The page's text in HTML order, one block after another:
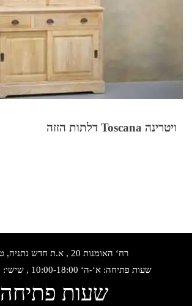
ויטרינה Toscana דלתות הזזה
רח‘ האומנות 20 , א.ת חדש נתניה, טלפון:
שעות פתיחה: א‘-ה‘ 10:00-18:00 , שישי: 9:00-14:00
שעות פתיחה